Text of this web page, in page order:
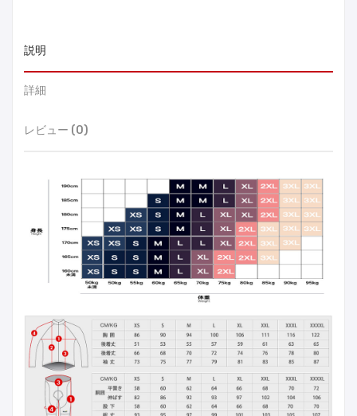
説明
詳細
レビュー (0)